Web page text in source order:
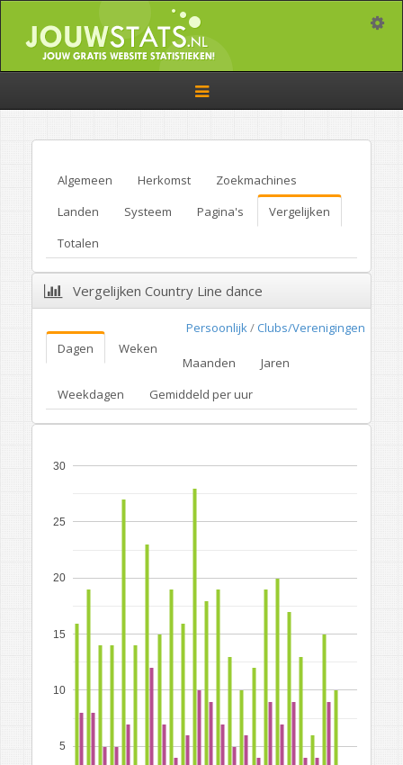
Toggle
navigation
Algemeen Herkomst
Zoekmachines
Landen
Systeem Pagina's
Vergelijken
Totalen
Vergelijken Country Line dance
Persoonlijk / Clubs/Verenigingen
Dagen
Weken
Maanden
Jaren
Weekdagen
Gemiddeld per uur
5
10
15
20
25
30